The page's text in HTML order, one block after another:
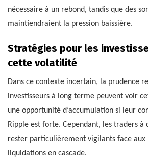
nécessaire à un rebond, tandis que des
maintiendraient la pression baissière.
Stratégies pour les
cette volatilité
Dans ce contexte incertain, la prudence
investisseurs à long terme peuvent voir
une opportunité d’accumulation si leur
Ripple est forte. Cependant, les traders
rester particulièrement vigilants face aux
liquidations en cascade.